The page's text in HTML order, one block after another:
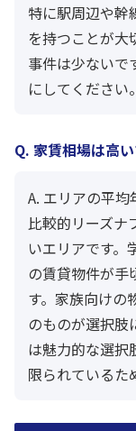
特に駅周辺や幹
を持つことが大
事件は少ないで
にしてください。
Q. 家賃相場は高
A. エリアの平均
比較的リーズナ
いエリアです。
の賃貸物件が手
す。家族向けの
のものが選択肢
は魅力的な選択
限られているた